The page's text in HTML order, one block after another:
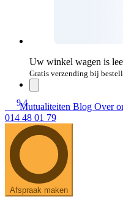
Uw winkel wagen is
Gratis verzending bij
9.4
Mutualiteiten Blog Over
014 48 01 79
Afspraak maken